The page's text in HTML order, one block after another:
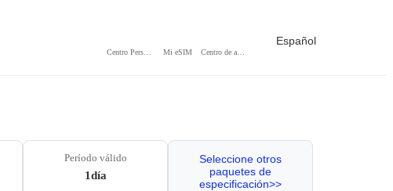
Mi eSIM
Español
Período válido
1día
Seleccione otros
paquetes de
especificación>>